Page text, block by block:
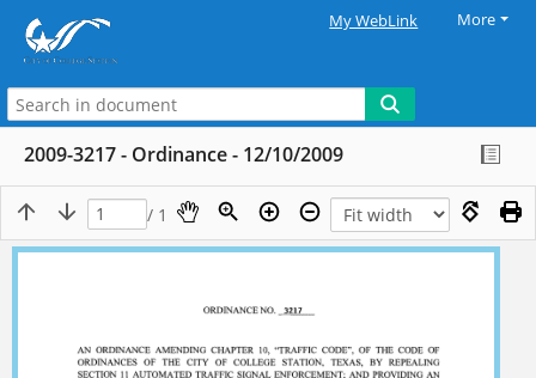
My WebLink More
2009-3217 - Ordinance - 12/10/2009
/ 1